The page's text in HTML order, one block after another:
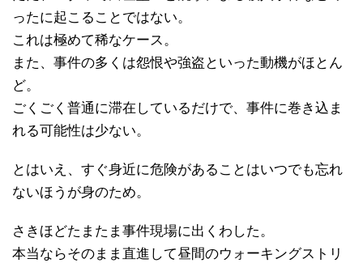
ったに起こることではない。
これは極めて稀なケース。
また、事件の多くは怨恨や強盗といった動機がほとん
ど。
ごくごく普通に滞在しているだけで、事件に巻き込ま
れる可能性は少ない。
とはいえ、すぐ身近に危険があることはいつでも忘れ
ないほうが身のため。
さきほどたまたま事件現場に出くわした。
本当ならそのまま直進して昼間のウォーキングストリ